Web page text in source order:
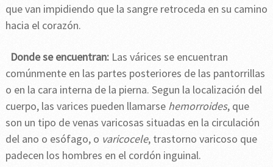
que van impidiendo que la sangre retroceda en su camino
hacia el corazón.
Donde se encuentran:Las várices se encuentran
comúnmente en las partes posteriores de las pantorrillas
o en la cara interna de la pierna. Segun la localización del
cuerpo, las varices pueden llamarse hemorroides, que
son un tipo de venas varicosas situadas en la circulación
del ano o esófago, o varicocele, trastorno varicoso que
padecen los hombres en el cordón inguinal.